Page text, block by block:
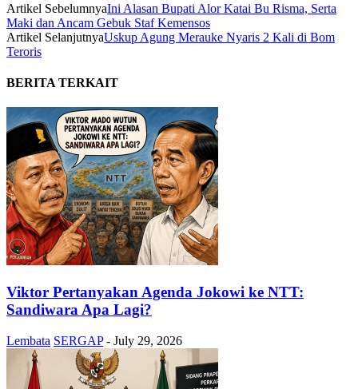
Artikel SebelumnyaIni Alasan Bupati Alor Katai Bu Risma, Serta
Maki dan Ancam Gebuk Staf Kemensos
Artikel SelanjutnyaUskup Agung Merauke Nyaris 2 Kali di Bom
Teroris
BERITA TERKAIT
Viktor Pertanyakan Agenda Jokowi ke NTT:
Sandiwara Apa Lagi?
Lembata SERGAP - July 29, 2026